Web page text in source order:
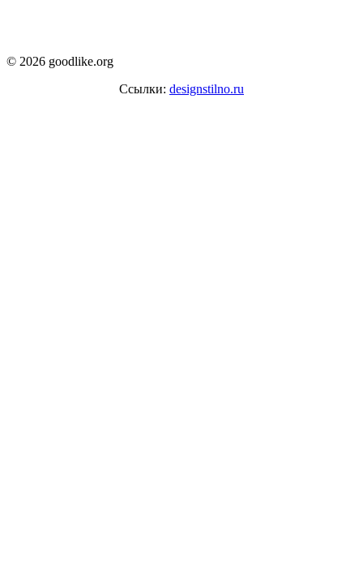
© 2026 goodlike.org
Ссылки: designstilno.ru